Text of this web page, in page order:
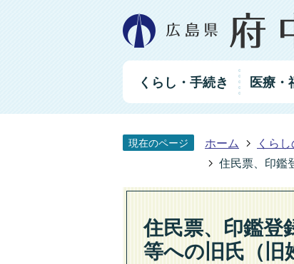
グ
ー
バ
ナ
ー
くらし・手続き 医療・
現在のページ ホーム くら
住民票、印鑑
住民票、印鑑登
等への旧氏（旧